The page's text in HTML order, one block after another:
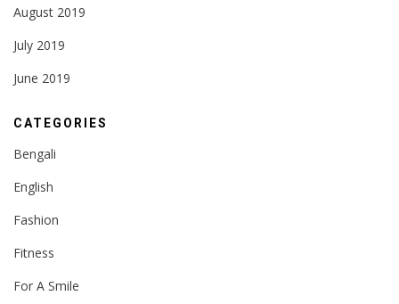
August 2019
July 2019
June 2019
CATEGORIES
Bengali
English
Fashion
Fitness
For A Smile